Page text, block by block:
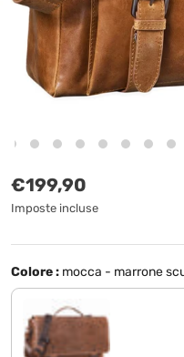
Prezzo normale
€199,90
Imposte incluse
Colore : mocca - marrone
messina - marrone